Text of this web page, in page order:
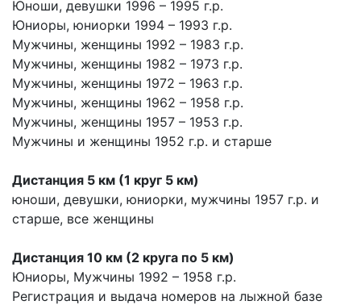
Юноши, девушки 1996 – 1995 г.р.
Юниоры, юниорки 1994 – 1993 г.р.
Мужчины, женщины 1992 – 1983 г.р.
Мужчины, женщины 1982 – 1973 г.р.
Мужчины, женщины 1972 – 1963 г.р.
Мужчины, женщины 1962 – 1958 г.р.
Мужчины, женщины 1957 – 1953 г.р.
Мужчины и женщины 1952 г.р. и старше
Дистанция 5 км (1 круг 5 км)
юноши, девушки, юниорки, мужчины 1957 г.р. и
старше, все женщины
Дистанция 10 км (2 круга по 5 км)
Юниоры, Мужчины 1992 – 1958 г.р.
Регистрация и выдача номеров на лыжной базе